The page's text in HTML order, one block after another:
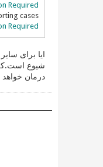
Required!
cases
Required!
ایا برای
شیوع
درمان